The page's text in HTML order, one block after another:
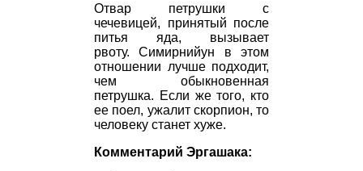
Отвар петрушки с
чечевицей, принятый после
питья яда, вызывает
рвоту.Симирнийун в этом
отношении лучше подходит,
чем обыкновенная
петрушка. Если же того, кто
ее поел, ужалит скорпион, то
человеку станет хуже.
Комментарий Эргашака: